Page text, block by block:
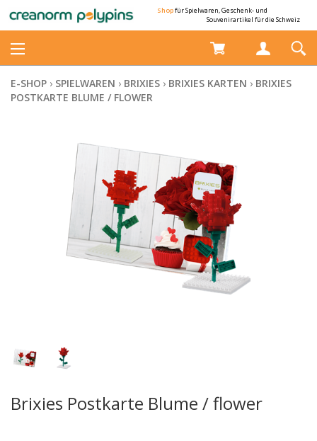
Shopfür Spielwaren, Geschenk- und
Souvenirartikel für die Schweiz
E-SHOP › SPIELWAREN › BRIXIES › BRIXIES KARTEN › BRIXIES
POSTKARTE BLUME / FLOWER
Brixies Postkarte Blume / flower